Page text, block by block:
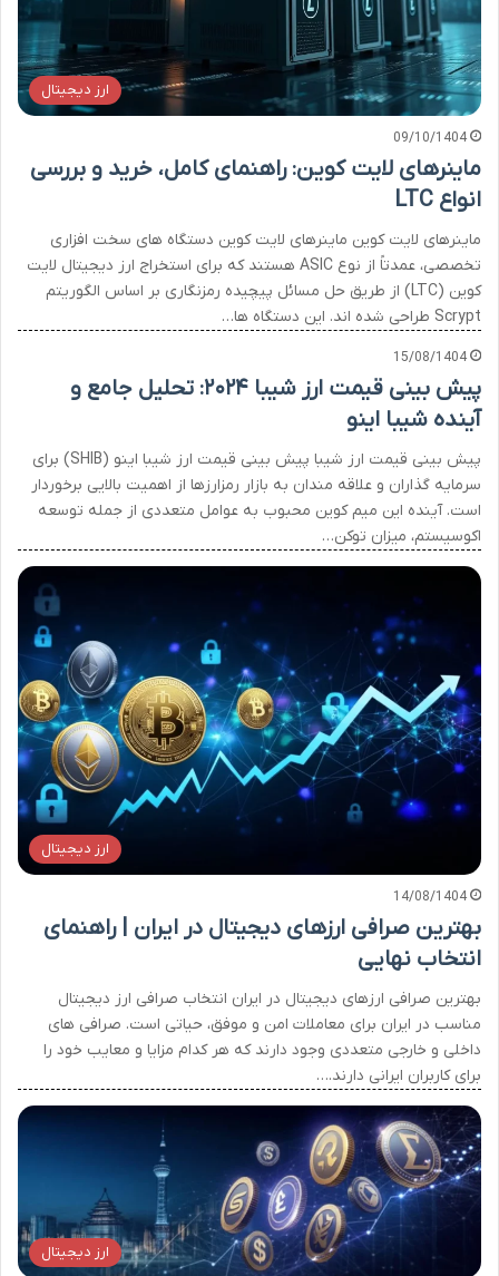
ارز دیجیتال
09/10/1404
ماینرهای لایت کوین: راهنمای کامل، خرید و بررسی
انواع LTC
ماینرهای لایت کوین ماینرهای لایت کوین دستگاه های سخت افزاری
تخصصی، عمدتاً از نوع ASIC هستند که برای استخراج ارز دیجیتال لایت
کوین (LTC) از طریق حل مسائل پیچیده رمزنگاری بر اساس الگوریتم
Scrypt طراحی شده اند. این دستگاه ها…
15/08/1404
پیش بینی قیمت ارز شیبا ۲۰۲۴: تحلیل جامع و
آینده شیبا اینو
پیش بینی قیمت ارز شیبا پیش بینی قیمت ارز شیبا اینو (SHIB) برای
سرمایه گذاران و علاقه مندان به بازار رمزارزها از اهمیت بالایی برخوردار
است. آینده این میم کوین محبوب به عوامل متعددی از جمله توسعه
اکوسیستم، میزان توکن…
ارز دیجیتال
14/08/1404
بهترین صرافی ارزهای دیجیتال در ایران | راهنمای
انتخاب نهایی
بهترین صرافی ارزهای دیجیتال در ایران انتخاب صرافی ارز دیجیتال
مناسب در ایران برای معاملات امن و موفق، حیاتی است. صرافی های
داخلی و خارجی متعددی وجود دارند که هر کدام مزایا و معایب خود را
برای کاربران ایرانی دارند.…
ارز دیجیتال